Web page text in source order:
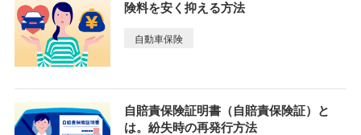
険料を安く抑える方法
自動車保険
自賠責保険証明書（自賠責保険証）と
は。紛失時の再発行方法